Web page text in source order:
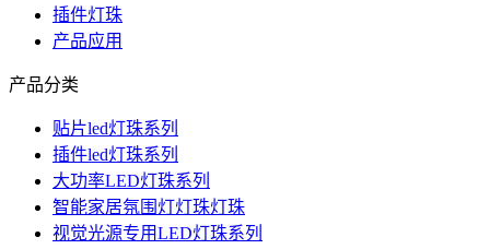
插件灯珠
产品应用
产品分类
贴片led灯珠系列
插件led灯珠系列
大功率LED灯珠系列
智能家居氛围灯灯珠灯珠
视觉光源专用LED灯珠系列